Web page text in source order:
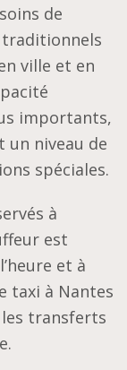
de
traditionnels
ville et en
importants,
un niveau de
spéciales.
à
est
et à
taxi à Nantes
transferts